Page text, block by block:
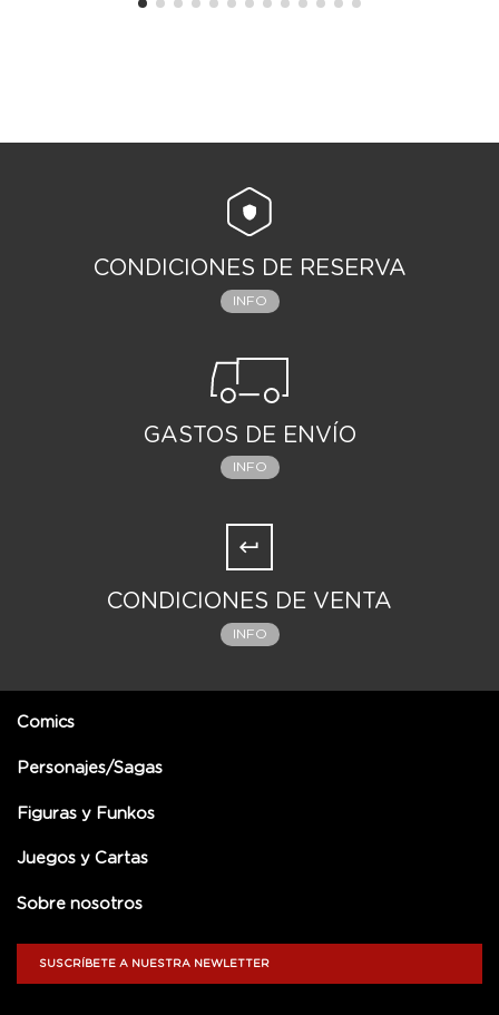
CONDICIONES DE RESERVA
INFO
GASTOS DE ENVÍO
INFO
CONDICIONES DE VENTA
INFO
Comics
Personajes/Sagas
Figuras y Funkos
Juegos y Cartas
Sobre nosotros
SUSCRÍBETE A NUESTRA NEWLETTER